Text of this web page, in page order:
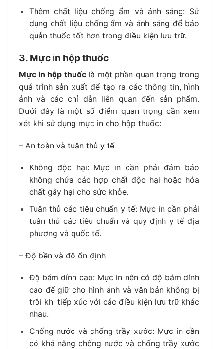
Thêm chất liệu chống ẩm và ánh sáng: Sử
dụng chất liệu chống ẩm và ánh sáng để bảo
quản thuốc tốt hơn trong điều kiện lưu trữ.
3. Mực in hộp thuốc
Mực in hộp thuốclà một phần quan trọng trong
quá trình sản xuất để tạo ra các thông tin, hình
ảnh và các chỉ dẫn liên quan đến sản phẩm.
Dưới đây là một số điểm quan trọng cần xem
xét khi sử dụng mực in cho hộp thuốc:
– An toàn và tuân thủ y tế
Không độc hại: Mực in cần phải đảm bảo
không chứa các hợp chất độc hại hoặc hóa
chất gây hại cho sức khỏe.
Tuân thủ các tiêu chuẩn y tế: Mực in cần phải
tuân thủ các tiêu chuẩn và quy định y tế địa
phương và quốc tế.
– Độ bền và độ ổn định
Độ bám dính cao: Mực in nên có độ bám dính
cao để giữ cho hình ảnh và văn bản không bị
trôi khi tiếp xúc với các điều kiện lưu trữ khác
nhau.
Chống nước và chống trầy xước: Mực in cần
có khả năng chống nước và chống trầy xước